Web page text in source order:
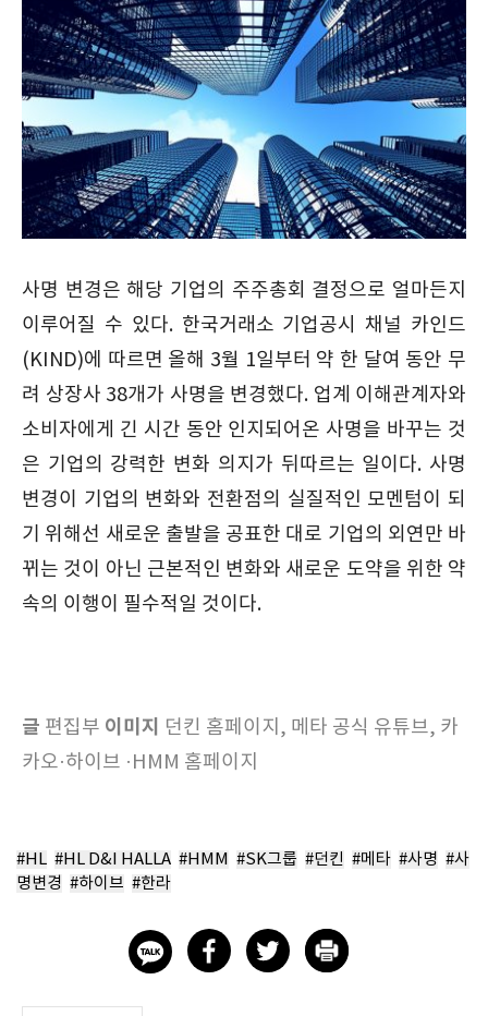
사명 변경은 해당 기업의 주주총회 결정으로 얼마든지
이루어질 수 있다. 한국거래소 기업공시 채널 카인드
(KIND)에 따르면 올해 3월 1일부터 약 한 달여 동안 무
려 상장사 38개가 사명을 변경했다. 업계 이해관계자와
소비자에게 긴 시간 동안 인지되어온 사명을 바꾸는 것
은 기업의 강력한 변화 의지가 뒤따르는 일이다. 사명
변경이 기업의 변화와 전환점의 실질적인 모멘텀이 되
기 위해선 새로운 출발을 공표한 대로 기업의 외연만 바
뀌는 것이 아닌 근본적인 변화와 새로운 도약을 위한 약
속의 이행이 필수적일 것이다.
글 편집부 이미지 던킨 홈페이지, 메타 공식 유튜브, 카
카오·하이브 ·HMM 홈페이지
#HL #HL D&I HALLA #HMM #SK그룹 #던킨 #메타 #사명 #사
명변경 #하이브 #한라